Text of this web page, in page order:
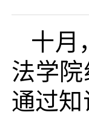
十月
法学院
通过